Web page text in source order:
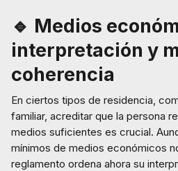
🔹 Medios
interpretación y
coherencia
En ciertos tipos de residencia,
familiar, acreditar que la persona
medios suficientes es crucial.
mínimos de medios económicos
reglamento ordena ahora su